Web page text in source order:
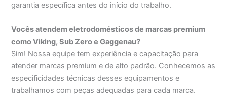
garantia específica antes do início do trabalho.
Vocês atendem eletrodomésticos de marcas premium
como Viking, Sub Zero e Gaggenau?
Sim! Nossa equipe tem experiência e capacitação para
atender marcas premium e de alto padrão. Conhecemos as
especificidades técnicas desses equipamentos e
trabalhamos com peças adequadas para cada marca.